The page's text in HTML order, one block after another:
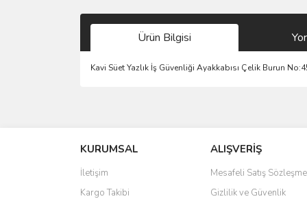
Ürün Bilgisi
Kavi Süet Yazlık İş Güvenliği Ayakkabısı Çelik Burun
Ürün resmi kalitesiz, bozuk veya görüntülenemiyor.
Ürün açıklamasında eksik bilgiler bulunuyor.
Ürün bilgilerinde hatalar bulunuyor.
KURUMSAL
İletişim
Kargo Takibi
ALIŞVERİŞ
Mesafeli Satış
Gizlilik ve Güvenlik